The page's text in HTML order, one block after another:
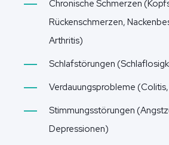
Chronische Schmerzen
Rückenschmerzen,
Arthritis)
Schlafstörungen
Verdauungsprobleme
Stimmungsstörungen
Depressionen)